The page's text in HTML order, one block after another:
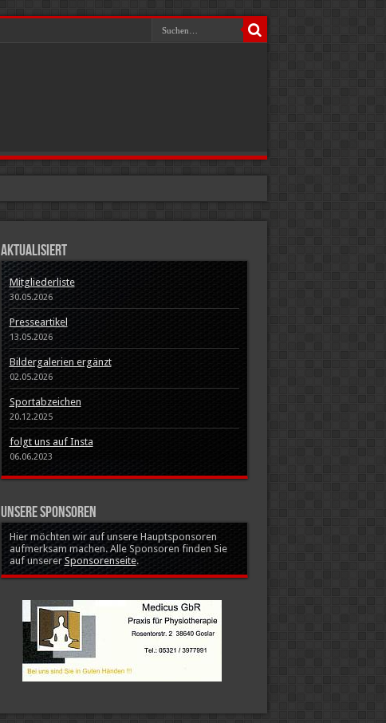
Aktualisiert
Mitgliederliste
30.05.2026
Presseartikel
13.05.2026
Bildergalerien ergänzt
02.05.2026
Sportabzeichen
20.12.2025
folgt uns auf Insta
06.06.2023
Unsere Sponsoren
Hier möchten wir auf unsere Hauptsponsoren
aufmerksam machen. Alle Sponsoren finden Sie
auf unserer Sponsorenseite.